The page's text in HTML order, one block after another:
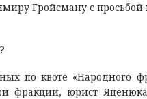
Гройсману с просьбой
по квоте «Народного
фракции, юрист